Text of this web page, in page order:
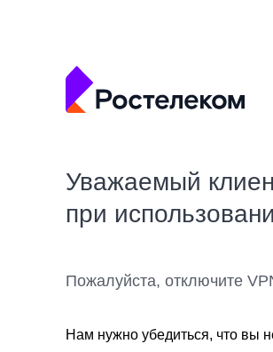
Уважаемый
при
Пожалуйста, отключите
Нам нужно убедиться, что вы